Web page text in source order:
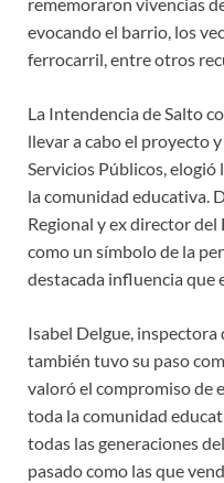
evocando el barrio, los
ferrocarril, entre otros
La Intendencia de Salto
llevar a cabo el proyecto
Servicios Públicos,
la comunidad educativa.
Regional y ex director
como un símbolo de la
destacada influencia que
Isabel Delgue,
también tuvo su paso
valoró el compromiso de
toda la comunidad
todas las generaciones
pasado como las que